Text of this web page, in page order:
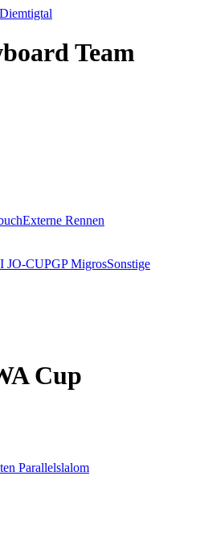
Team
Externe Rennen
JO-CUPGP MigrosSonstige
Cup
Parallelslalom